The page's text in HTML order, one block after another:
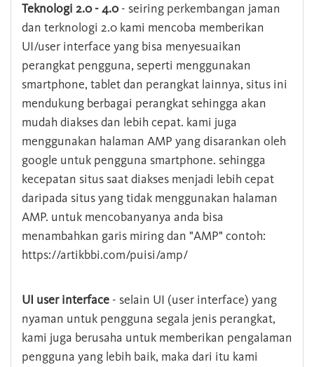
Teknologi 2.0 - 4.0- seiring perkembangan jaman
dan terknologi 2.0 kami mencoba memberikan
UI/user interface yang bisa menyesuaikan
perangkat pengguna, seperti menggunakan
smartphone, tablet dan perangkat lainnya, situs ini
mendukung berbagai perangkat sehingga akan
mudah diakses dan lebih cepat. kami juga
menggunakan halaman AMP yang disarankan oleh
google untuk pengguna smartphone. sehingga
kecepatan situs saat diakses menjadi lebih cepat
daripada situs yang tidak menggunakan halaman
AMP. untuk mencobanyanya anda bisa
menambahkan garis miring dan "AMP" contoh:
https://artikbbi.com/puisi/amp/
UI user interface - selain UI (user interface) yang
nyaman untuk pengguna segala jenis perangkat,
kami juga berusaha untuk memberikan pengalaman
pengguna yang lebih baik, maka dari itu kami